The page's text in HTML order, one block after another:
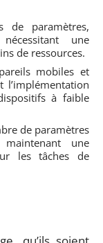
paramètres,
une
de ressources.
mobiles et
l’implémentation
à faible
de paramètres
une
les tâches de